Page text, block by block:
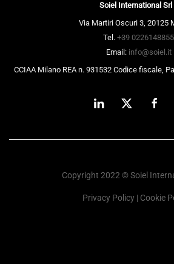
Soiel International Srl
Via Martiri Oscuri 3, 20125
Tel. +39 0226148855
Email: info@soiel.it
CCIAA Milano REA n. 931532 Codice fiscale,
Copyright 2022 © Soiel
Privacy Policy| Cookie